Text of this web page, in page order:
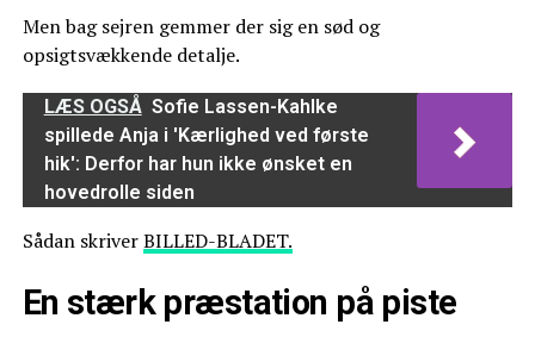
Men bag sejren gemmer der sig en sød og
opsigtsvækkende detalje.
LÆS OGSÅ Sofie Lassen-Kahlke
spillede Anja i 'Kærlighed ved første
hik': Derfor har hun ikke ønsket en
hovedrolle siden
Sådan skriverBILLED-BLADET.
En stærk præstation på piste